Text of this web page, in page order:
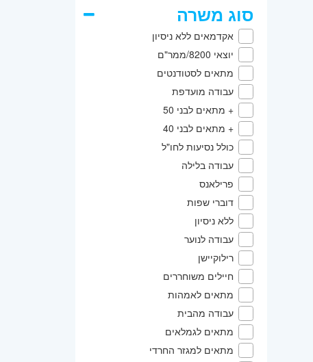
סוג משרה
אקדמאים ללא ניסיון
יוצאי 8200/ממר"ם
מתאים לסטודנטים
עבודה מועדפת
+ מתאים לבני 50
+ מתאים לבני 40
כולל נסיעות לחו"ל
עבודה בלילה
פרילאנס
דוברי שפות
ללא ניסיון
עבודה לנוער
רילוקיישן
חיילים משוחררים
מתאים לאמהות
עבודה מהבית
מתאים לגמלאים
מתאים למגזר החרדי